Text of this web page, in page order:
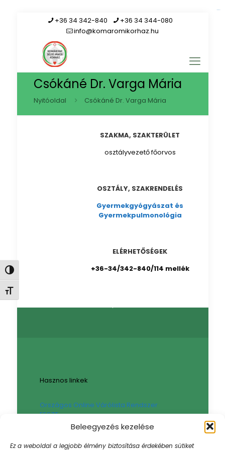
Beleegyezés kezelése
Ez a weboldal a legjobb élmény biztosítása érdekében sütiket
Nagy kontraszt váltása
Betűméret váltása
+36 34 342-840
+36 34 344-080
info@komaromikorhaz.hu
Csókáné Dr. Varga Mária
Nyitóoldal Csókáné Dr. Varga Mária
SZAKMA, SZAKTERÜLET
osztályvezető főorvos
OSZTÁLY, SZAKRENDELÉS
Gyermekgyógyászat és
Gyermekpulmonológia
ELÉRHETŐSÉGEK
+36-34/342-840/114 mellék
Hasznos linkek
Országos Online Várólista Rendszer
EESZT
Háziorvosi körzetek – Komárom-Eszterom
Háziorvosi ügyelet – Komárom-Esztergom